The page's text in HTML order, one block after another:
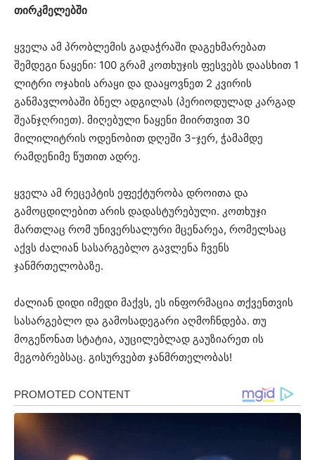
თირკმელებში
ყველა ამ პრობლემის გადაჭრაში დაგეხმარებათ
შემდეგი ნაყენი: 100 გრამ კოთხუჯის ფესვებს დაასხით 1
ლიტრი ოჯახის არაყი და დააყოვნეთ 2 კვირის
განმავლობაში ბნელ ადგილას (პერიოდულად კარგად
შეანჯღრიეთ). მიღებული ნაყენი მიირთვით 30
მილილიტრის ოდენობით დღეში 3-ჯერ, ჭამამდე
რამდენიმე წუთით ადრე.
ყველა ამ რეცეპტის ეფექტურობა დროითა და
გამოცდილებით არის დადასტურებული. კოთხუჯი
მართლაც რომ უნივერსალური მცენარეა, რომელსაც
აქვს ძალიან სასარგებლო გავლენა ჩვენს
ჯანმრთელობაზე.
ძალიან დიდი იმედი მაქვს, ეს ინფორმაცია თქვენთვის
სასარგებლო და გამოსადეგარი აღმოჩნდება. თუ
მოგეწონათ სტატია, აუცილებლად გაუზიარეთ ის
მეგობრებსაც. გისურვებთ ჯანმრთელობას!